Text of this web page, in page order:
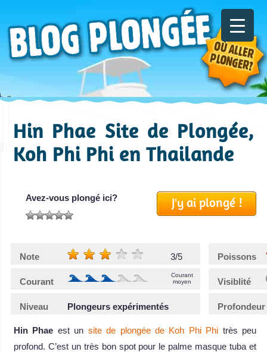
Hin Phae Site de Plongée,
Koh Phi Phi en Thailande
J'y ai plongé !
Avez-vous plongé ici?
Note 3/5 Poissons
Courant
Courant
moyen
Visiblité
Niveau Plongeurs expérimentés Profondeur
Hin Phae est un site de plongée de Koh Phi Phi très peu
profond. C’est un très bon spot pour le palme masque tuba et